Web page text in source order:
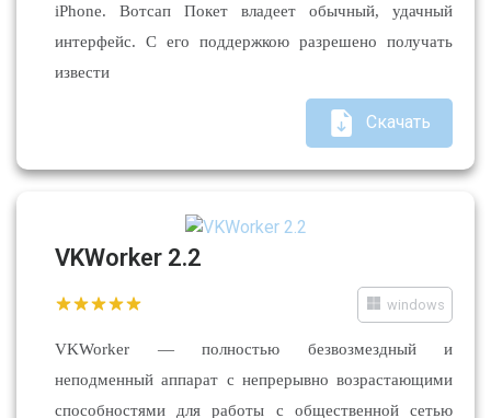
iPhone. Вотсап Покет владеет обычный, удачный
интерфейс. С его поддержкою разрешено получать
извести
Скачать
VKWorker 2.2
windows
VKWorker — полностью безвозмездный и
неподменный аппарат с непрерывно возрастающими
способностями для работы с общественной сетью